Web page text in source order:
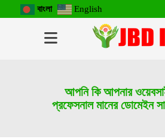
বাংলা English
আপনি কি আপনার
প্রফেসনাল মানের ডোমেইন